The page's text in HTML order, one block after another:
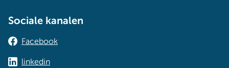
Sociale kanalen
Facebook
linkedin